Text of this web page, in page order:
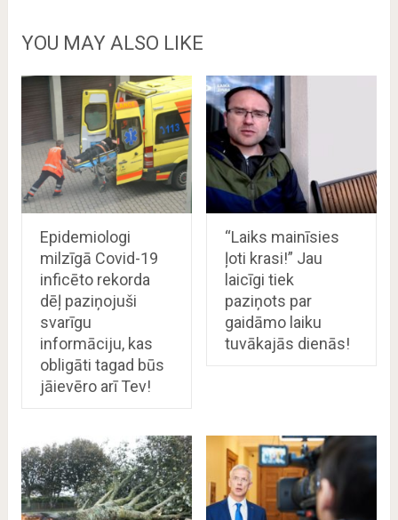
YOU MAY ALSO LIKE
Epidemiologi
milzīgā Covid-19
inficēto rekorda
dēļ paziņojuši
svarīgu
informāciju, kas
obligāti tagad būs
jāievēro arī Tev!
“Laiks mainīsies
ļoti krasi!” Jau
laicīgi tiek
paziņots par
gaidāmo laiku
tuvākajās dienās!